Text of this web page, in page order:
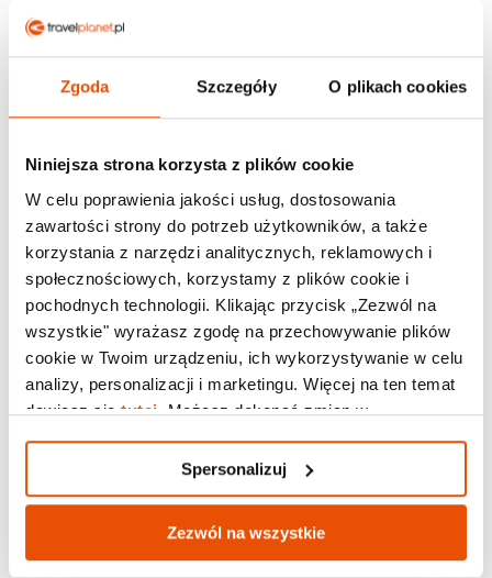
Zgoda Szczegóły O plikach cookies
Niniejsza strona korzysta z plików cookie
W celu poprawienia jakości usług, dostosowania
zawartości strony do potrzeb użytkowników, a także
korzystania z narzędzi analitycznych, reklamowych i
społecznościowych, korzystamy z plików cookie i
pochodnych technologii. Klikając przycisk „Zezwól na
wszystkie" wyrażasz zgodę na przechowywanie plików
cookie w Twoim urządzeniu, ich wykorzystywanie w celu
analizy, personalizacji i marketingu. Więcej na ten temat
dowiesz siętutaj. Możesz dokonać zmian w
Spersonalizuj.
Spersonalizuj
Zezwól na wszystkie
Pogoda w Dalmacji Północnej
Dzisiaj, 06.08
35 °C
Jutro, 07.08
33 °C
Pojutrze, 08.08
27 °C
Średnie temperatury - Dalmacja Północna